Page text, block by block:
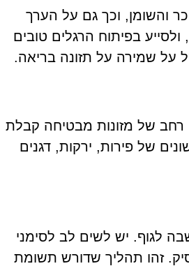
והשומן, וכך גם על הערך
בפיתוח הרגלים טובים
על שמירה על תזונה בריאה.
רחב של מזונות מבטיחה קבלת
של פירות, ירקות, דגנים
לגוף. יש לשים לב לסימני
זהו תהליך שדורש תשומת